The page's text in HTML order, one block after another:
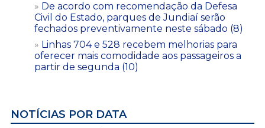
De acordo com recomendação da Defesa
Civil do Estado, parques de Jundiaí serão
fechados preventivamente neste sábado (8)
Linhas 704 e 528 recebem melhorias para
oferecer mais comodidade aos passageiros a
partir de segunda (10)
NOTÍCIAS POR DATA